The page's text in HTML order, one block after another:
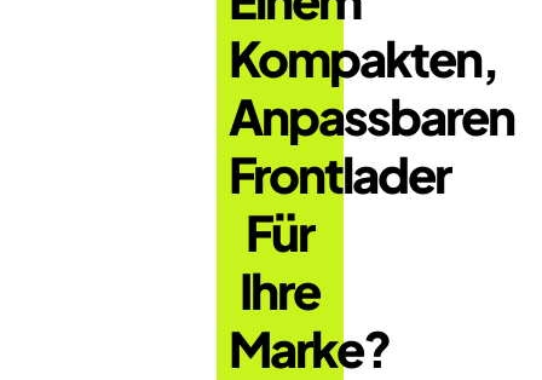
Kompakten,
Anpassbaren
Frontlader
Für
Ihre
Marke?